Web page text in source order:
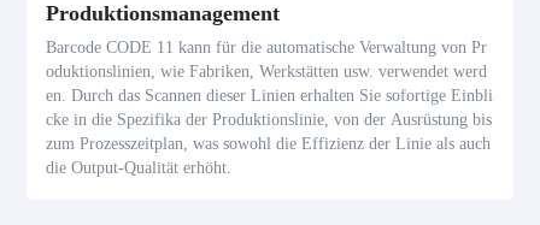
Produktionsmanagement
Barcode CODE 11 kann für die automatische Verwaltung von Pr
oduktionslinien, wie Fabriken, Werkstätten usw. verwendet werd
en. Durch das Scannen dieser Linien erhalten Sie sofortige Einbli
cke in die Spezifika der Produktionslinie, von der Ausrüstung bis
zum Prozesszeitplan, was sowohl die Effizienz der Linie als auch
die Output-Qualität erhöht.